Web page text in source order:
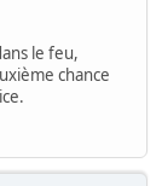
le feu,
chance